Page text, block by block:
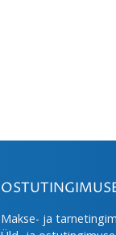
Makse- ja